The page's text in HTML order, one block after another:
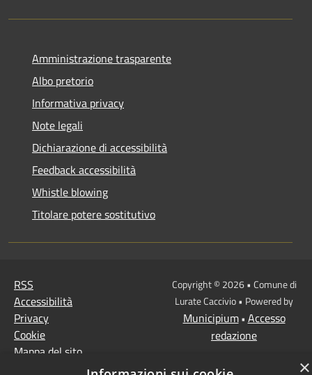
Amministrazione trasparente
Albo pretorio
Informativa privacy
Note legali
Dichiarazione di accessibilità
Feedback accessibilità
Whistle blowing
Titolare potere sostitutivo
RSS
Accessibilità
Privacy
Cookie
Mappa del sito
Copyright © 2026 • Comune di
Lurate Caccivio • Powered by
Municipium• Accesso
redazione
×